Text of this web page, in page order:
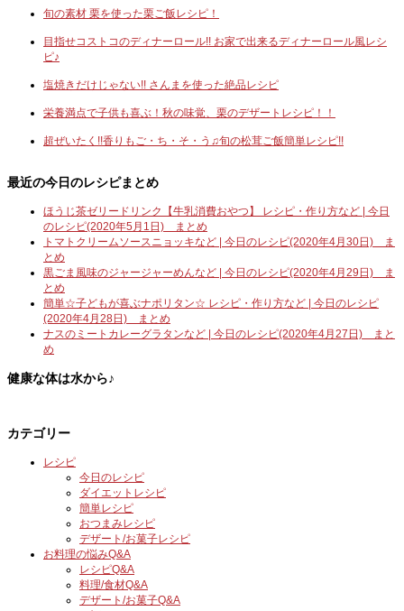
旬の素材 栗を使った栗ご飯レシピ！
目指せコストコのディナーロール!! お家で出来るディナーロール風レシ
ピ♪
塩焼きだけじゃない!! さんまを使った絶品レシピ
栄養満点で子供も喜ぶ！秋の味覚、栗のデザートレシピ！！
超ぜいたく!!香りもご・ち・そ・う♫旬の松茸ご飯簡単レシピ!!
最近の今日のレシピまとめ
ほうじ茶ゼリードリンク【牛乳消費おやつ】 レシピ・作り方など | 今日
のレシピ(2020年5月1日) まとめ
トマトクリームソースニョッキなど | 今日のレシピ(2020年4月30日) ま
とめ
黒ごま風味のジャージャーめんなど | 今日のレシピ(2020年4月29日) ま
とめ
簡単☆子どもが喜ぶナポリタン☆ レシピ・作り方など | 今日のレシピ
(2020年4月28日) まとめ
ナスのミートカレーグラタンなど | 今日のレシピ(2020年4月27日) まと
め
健康な体は水から♪
カテゴリー
レシピ
今日のレシピ
ダイエットレシピ
簡単レシピ
おつまみレシピ
デザート/お菓子レシピ
お料理の悩みQ&A
レシピQ&A
料理/食材Q&A
デザート/お菓子Q&A